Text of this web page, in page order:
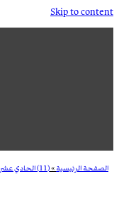
Skip to content
الصفحة الرئيسية»(11) الحادي عشر